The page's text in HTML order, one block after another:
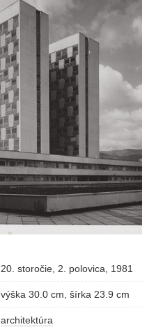
20. storočie, 2. polovica, 1981
výška 30.0 cm, šírka 23.9 cm
architektúra